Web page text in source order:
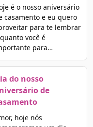
é o nosso aniversário
casamento e eu quero
para te lembrar
você é
para…
do nosso
de
hoje nós